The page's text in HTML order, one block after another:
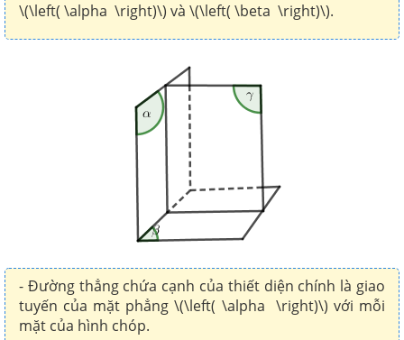
\(\left( \alpha \right)\) và \(\left( \beta \right)\).
- Đường thẳng chứa cạnh của thiết diện chính là giao
tuyến của mặt phẳng \(\left( \alpha \right)\) với mỗi
mặt của hình chóp.